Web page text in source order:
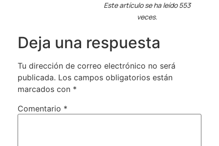
Este artículo se ha leído 553
veces.
Deja una respuesta
Tu dirección de correo electrónico no será
publicada. Los campos obligatorios están
marcados con *
Comentario *